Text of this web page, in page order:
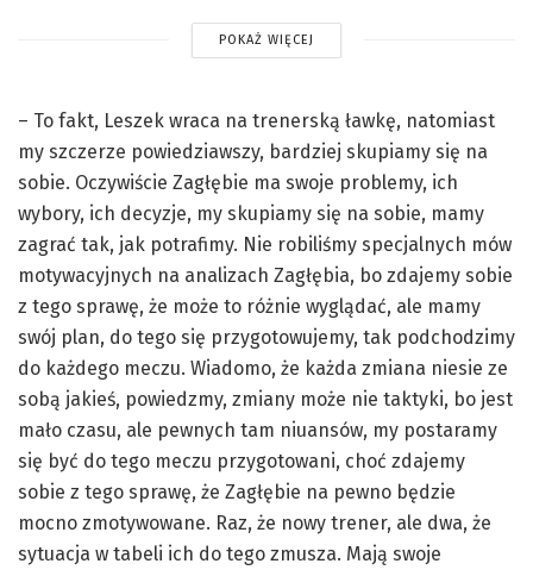
POKAŻ WIĘCEJ
– To fakt, Leszek wraca na trenerską ławkę, natomiast
my szczerze powiedziawszy, bardziej skupiamy się na
sobie. Oczywiście Zagłębie ma swoje problemy, ich
wybory, ich decyzje, my skupiamy się na sobie, mamy
zagrać tak, jak potrafimy. Nie robiliśmy specjalnych mów
motywacyjnych na analizach Zagłębia, bo zdajemy sobie
z tego sprawę, że może to różnie wyglądać, ale mamy
swój plan, do tego się przygotowujemy, tak podchodzimy
do każdego meczu. Wiadomo, że każda zmiana niesie ze
sobą jakieś, powiedzmy, zmiany może nie taktyki, bo jest
mało czasu, ale pewnych tam niuansów, my postaramy
się być do tego meczu przygotowani, choć zdajemy
sobie z tego sprawę, że Zagłębie na pewno będzie
mocno zmotywowane. Raz, że nowy trener, ale dwa, że
sytuacja w tabeli ich do tego zmusza. Mają swoje